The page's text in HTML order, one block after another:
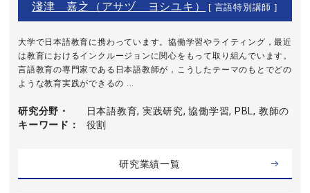
淺津 嘉之（アサヅ ヨシユキ） [ 言語特別講師 ]
大学で日本語教育に携わっています。協働学習やライティング，最近
は教育におけるインクルージョンに関心をもって取り組んでいます。
言語教育の専門家である日本語教師が，こうしたテーマのもとでどの
ような教育実践ができるの ...
研究分野・
キーワード
日本語教育, 実践研究, 協働学習, PBL, 教師の
役割
研究業績一覧